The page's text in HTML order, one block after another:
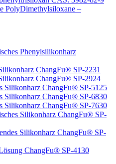
PolyDimethylsiloxane –
Phenylsilikonharz
ChangFu® SP-2231
ChangFu® SP-2924
Silikonharz ChangFu® SP-5125
Silikonharz ChangFu® SP-6830
Silikonharz ChangFu® SP-7630
Silikonharz ChangFu® SP-
Silikonharz ChangFu® SP-
ChangFu® SP-4130